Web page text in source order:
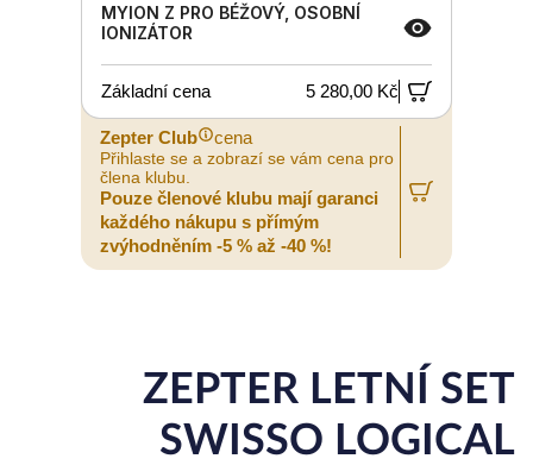
MYION Z PRO BÉŽOVÝ, OSOBNÍ
IONIZÁTOR
Základní cena 5 280,00 Kč
Zepter Club cena
Přihlaste se a zobrazí se vám cena pro
člena klubu.
Pouze členové klubu mají garanci
každého nákupu s přímým
zvýhodněním -5 % až -40 %!
ZEPTER LETNÍ SET
SWISSO LOGICAL